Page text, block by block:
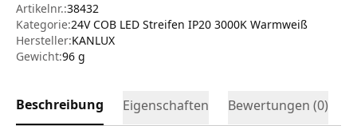
Artikelnr.:38432
Kategorie:24V COB LED Streifen IP20 3000K Warmweiß
Hersteller:KANLUX
Gewicht:96 g
Beschreibung Eigenschaften Bewertungen (0)